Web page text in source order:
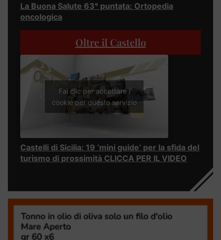
La Buona Salute 63° puntata: Ortopedia
oncologica
Oltre il Castello
Fai clic per accettare i
cookie per questo servizio
Castelli di Sicilia: 19 ‘mini guide’ per la sfida del
turismo di prossimità CLICCA PER IL VIDEO